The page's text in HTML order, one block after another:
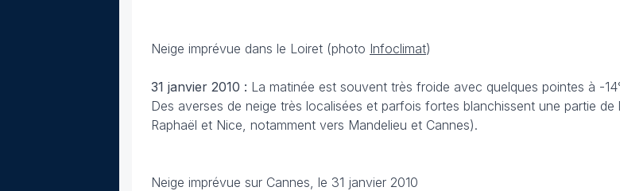
Neige imprévue dans le Loiret (photo Infoclimat)
31 janvier 2010 : La matinée est souvent très froide avec quelques pointes à -
Des averses de neige très localisées et parfois fortes blanchissent une partie de
Raphaël et Nice, notamment vers Mandelieu et Cannes).
Neige imprévue sur Cannes, le 31 janvier 2010